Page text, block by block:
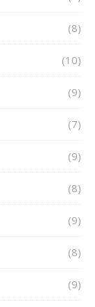
(8)
(10)
(9)
(7)
(9)
(8)
(9)
(8)
(9)